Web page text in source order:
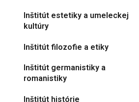
Inštitút estetiky a umeleckej
kultúry
Inštitút filozofie a etiky
Inštitút germanistiky a
romanistiky
Inštitút histórie